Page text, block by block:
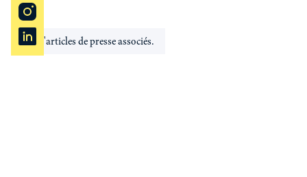
Pas d'articles de presse associés.